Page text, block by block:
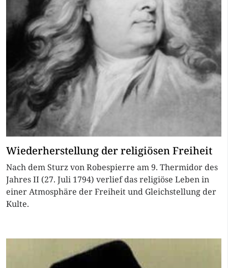
Wiederherstellung der religiösen Freiheit
Nach dem Sturz von Robespierre am 9. Thermidor des
Jahres II (27. Juli 1794) verlief das religiöse Leben in
einer Atmosphäre der Freiheit und Gleichstellung der
Kulte.